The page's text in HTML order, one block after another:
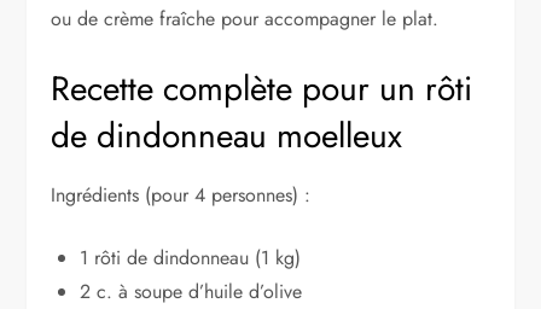
ou de crème fraîche pour accompagner le plat.
Recette complète pour un rôti
de dindonneau moelleux
Ingrédients (pour 4 personnes) :
1 rôti de dindonneau (1 kg)
2 c. à soupe d’huile d’olive